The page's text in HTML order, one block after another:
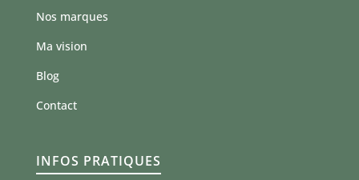
Nos marques
Ma vision
Blog
Contact
INFOS PRATIQUES